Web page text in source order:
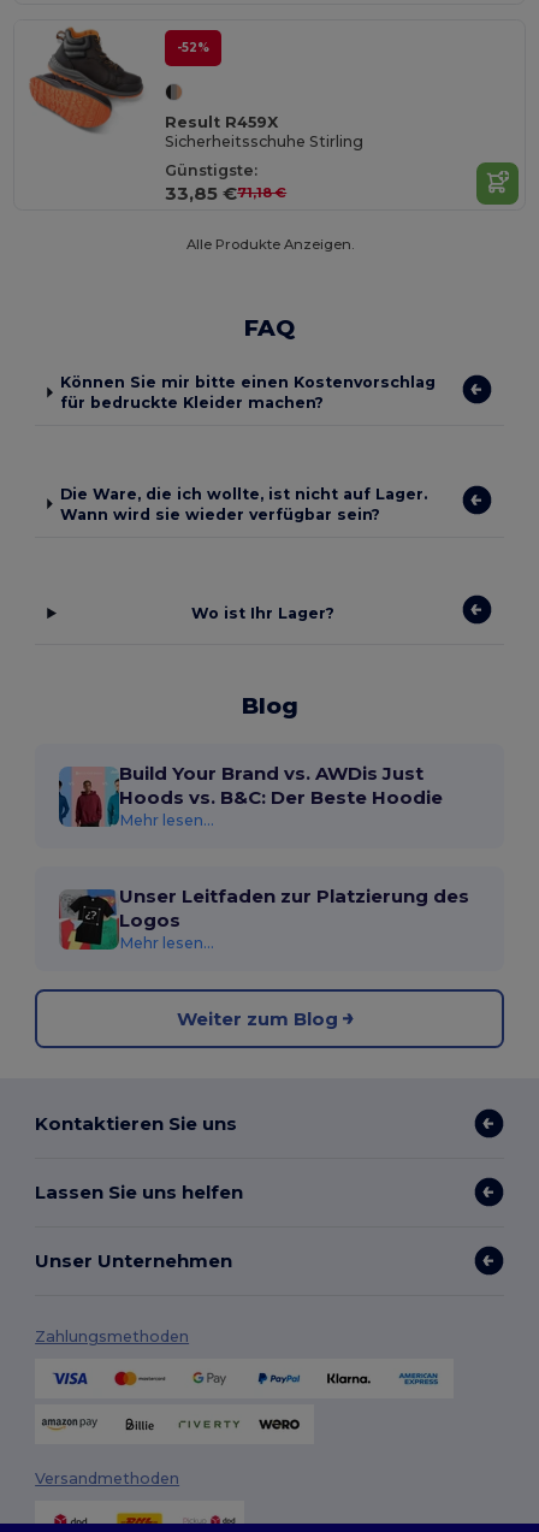
-52%
Result R459X
Sicherheitsschuhe Stirling
Günstigste:
33,85 €71,18 €
Alle Produkte Anzeigen.
FAQ
Können Sie mir bitte einen Kostenvorschlag
für bedruckte Kleider machen?
Die Ware, die ich wollte, ist nicht auf Lager.
Wann wird sie wieder verfügbar sein?
Wo ist Ihr Lager?
Blog
Build Your Brand vs. AWDis Just
Hoods vs. B&C: Der Beste Hoodie
Mehr lesen...
Unser Leitfaden zur Platzierung des
Logos
Mehr lesen...
Weiter zum Blog
Kontaktieren Sie uns
Lassen Sie uns helfen
Unser Unternehmen
Zahlungsmethoden
Versandmethoden